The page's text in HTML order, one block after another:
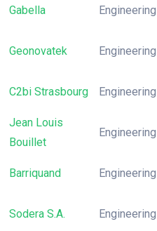
Gabella Engineering
Geonovatek Engineering
C2bi Strasbourg Engineering
Jean Louis
Bouillet
Engineering
Barriquand Engineering
Sodera S.A. Engineering